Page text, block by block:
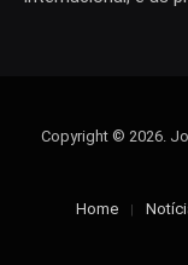
Copyright © 2026.
Home